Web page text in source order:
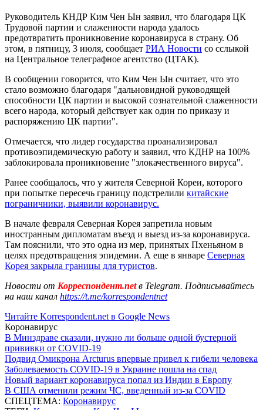
Руководитель КНДР Ким Чен Ын заявил, что благодаря ЦК
Трудовой партии и слаженности народа удалось
предотвратить проникновение коронавируса в страну. Об
этом, в пятницу, 3 июля, сообщает РИА Новости со сслыкой
на Центральное телеграфное агентство (ЦТАК).
В сообщении говорится, что Ким Чен Ын считает, что это
стало возможно благодаря "дальновидной руководящей
способности ЦК партии и высокой сознательной слаженности
всего народа, который действует как один по приказу и
распоряжению ЦК партии".
Отмечается, что лидер государства проанализировал
противоэпидемическую работу и заявил, что КДНР на 100%
заблокировала проникновение "злокачественного вируса".
Ранее сообщалось, что у жителя Северной Кореи, которого
при попытке пересечь границу подстрелили китайские
пограничники, выявили коронавирус.
В начале февраля Северная Корея запретила новым
иностранным дипломатам въезд и выезд из-за коронавируса.
Там пояснили, что это одна из мер, принятых Пхеньяном в
целях предотвращения эпидемии. А еще в январе Северная
Корея закрыла границы для туристов.
Новости от Корреспондент.netв Telegram. Подписывайтесь
на наш канал https://t.me/korrespondentnet
Читайте Korrespondent.net в Google News
Коронавирус
В Минздраве сказали, нужно ли больше одной бустерной
прививки от COVID-19
Подвид Омикрона Arcturus впервые привел к гибели человека
Заболеваемость COVID-19 в Украине пошла на спад
Новый вариант коронавируса попал из Индии в Европу
В США отменили режим ЧС, введенный из-за COVID
СПЕЦТЕМА: Коронавирус